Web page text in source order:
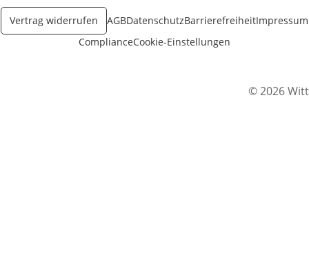
Vertrag widerrufen AGBDatenschutzBarrierefreiheitImpressum
ComplianceCookie-Einstellungen
© 2026 Witt